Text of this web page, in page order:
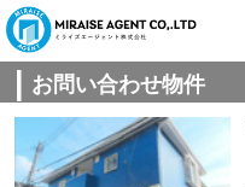
お問い合わせ物件